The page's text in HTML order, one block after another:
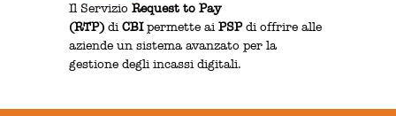
Il ServizioRequest to Pay
(RTP) diCBIpermette aiPSPdi offrire alle
aziende un sistema avanzato per la
gestione degli incassi digitali.